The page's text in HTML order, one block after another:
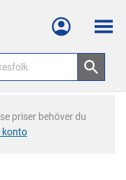
Meny
priser behöver du
konto